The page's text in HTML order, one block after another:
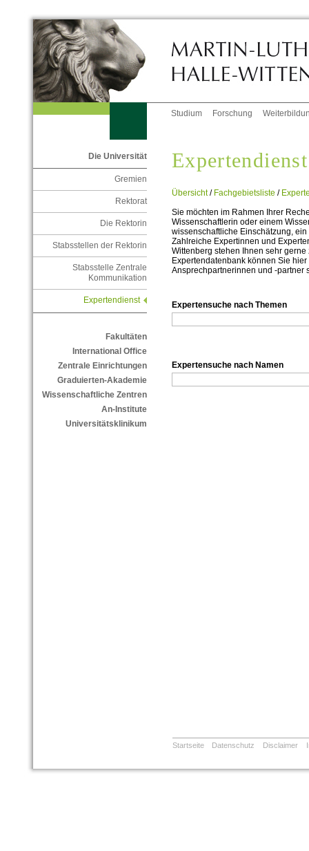
Studium Forschung
Die Universität
Gremien
Rektorat
Die Rektorin
Stabsstellen der Rektorin
Stabsstelle Zentrale
Kommunikation
Expertendienst
Fakultäten
International Office
Zentrale Einrichtungen
Graduierten-Akademie
Wissenschaftliche Zentren
An-Institute
Universitätsklinikum
Expertendienst
Übersicht/ Fachgebietsliste /
Sie möchten im Rahmen Ihrer
Wissenschaftlerin oder einem
wissenschaftliche Einschätzung,
Zahlreiche Expertinnen und
Wittenberg stehen Ihnen sehr
Expertendatenbank können Sie
Ansprechpartnerinnen und -partner
Expertensuche nach Themen
Expertensuche nach Namen
Startseite Datenschutz Disclaimer